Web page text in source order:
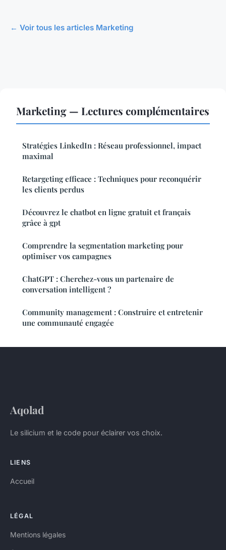
← Voir tous les articles Marketing
Marketing — Lectures complémentaires
Stratégies LinkedIn : Réseau professionnel, impact
maximal
Retargeting efficace : Techniques pour reconquérir
les clients perdus
Découvrez le chatbot en ligne gratuit et français
grâce à gpt
Comprendre la segmentation marketing pour
optimiser vos campagnes
ChatGPT : Cherchez-vous un partenaire de
conversation intelligent ?
Community management : Construire et entretenir
une communauté engagée
Aqolad
Le silicium et le code pour éclairer vos choix.
LIENS
Accueil
LÉGAL
Mentions légales